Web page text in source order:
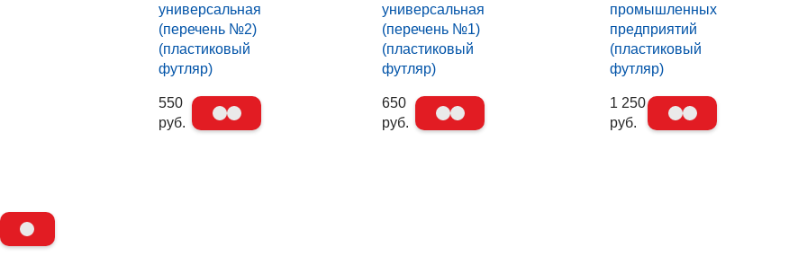
универсальная
(перечень №2)
(пластиковый
футляр)
550
руб.
универсальная
(перечень №1)
(пластиковый
футляр)
650
руб.
промышленных
предприятий
(пластиковый
футляр)
1 250
руб.